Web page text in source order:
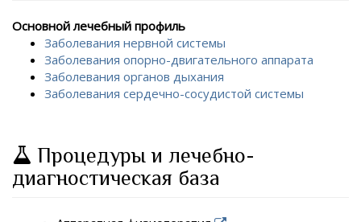
Основной лечебный профиль
Заболевания нервной системы
Заболевания опорно-двигательного аппарата
Заболевания органов дыхания
Заболевания сердечно-сосудистой системы
Процедуры и лечебно-
диагностическая база